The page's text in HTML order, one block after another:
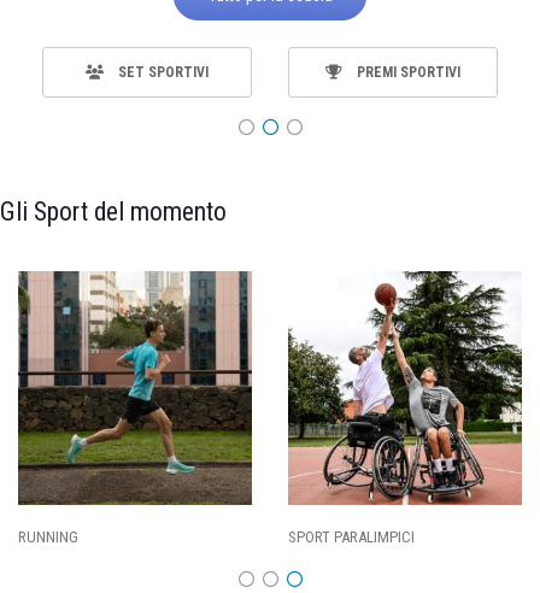
SET SPORTIVI PREMI SPORTIVI
Gli Sport del momento
CALCIO